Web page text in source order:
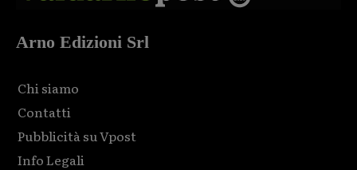
Arno Edizioni Srl
Chi siamo
Contatti
Pubblicità su Vpost
Info Legali